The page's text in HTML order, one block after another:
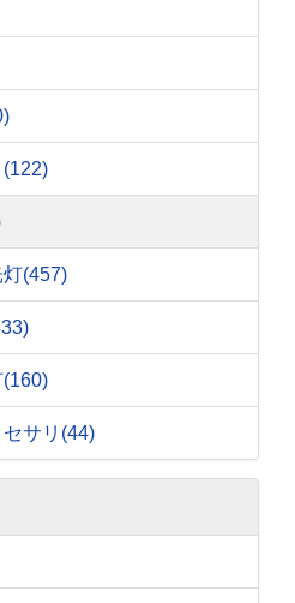
(122)
灯(457)
(160)
サリ (44)